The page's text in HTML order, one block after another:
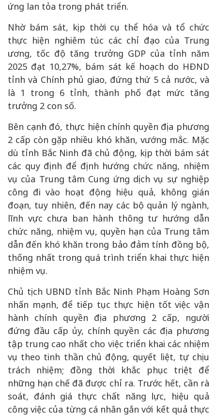
ứng lan tỏa trong phát triển.
Nhờ bám sát, kịp thời cụ thể hóa và tổ chức
thực hiện nghiêm túc các chỉ đạo của Trung
ương, tốc độ tăng trưởng GDP của tỉnh năm
2025 đạt 10,27%, bám sát kế hoạch do HĐND
tỉnh và Chính phủ giao, đứng thứ 5 cả nước, và
là 1 trong 6 tỉnh, thành phố đạt mức tăng
trưởng 2 con số.
Bên cạnh đó, thực hiện chính quyền địa phương
2 cấp còn gặp nhiều khó khăn, vướng mắc. Mặc
dù tỉnh Bắc Ninh đã chủ động, kịp thời bám sát
các quy định để định hướng chức năng, nhiệm
vụ của Trung tâm Cung ứng dịch vụ sự nghiệp
công đi vào hoạt động hiệu quả, không gián
đoạn, tuy nhiên, đến nay các bộ quản lý ngành,
lĩnh vực chưa ban hành thông tư hướng dẫn
chức năng, nhiệm vụ, quyền hạn của Trung tâm
dẫn đến khó khăn trong bảo đảm tính đồng bộ,
thống nhất trong quá trình triển khai thực hiện
nhiệm vụ.
Chủ tịch UBND tỉnh Bắc Ninh Phạm Hoàng Sơn
nhấn mạnh, để tiếp tục thực hiện tốt việc vận
hành chính quyền địa phương 2 cấp, người
đứng đầu cấp ủy, chính quyền các địa phương
tập trung cao nhất cho việc triển khai các nhiệm
vụ theo tinh thần chủ động, quyết liệt, tự chịu
trách nhiệm; đồng thời khắc phục triệt để
những hạn chế đã được chỉ ra. Trước hết, cần rà
soát, đánh giá thực chất năng lực, hiệu quả
công việc của từng cá nhân gắn với kết quả thực